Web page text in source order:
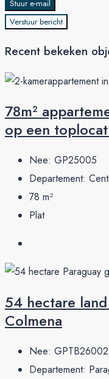
Stuur e-mail
Verstuur bericht
Recent bekeken
78m²
op een
Nee: GP25005
Departement:
78 m²
Plat
54 hectare
Colmena
Nee: GPTB26002
Departement: